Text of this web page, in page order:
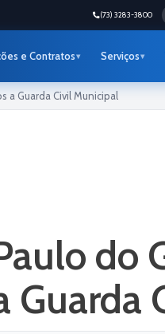
(73) 3283-3800
e Contratos Serviços
a Guarda Civil Municipal
do
Guarda